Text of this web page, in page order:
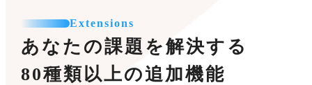
Extensions
あなたの課題を解決する
80種類以上の追加機能